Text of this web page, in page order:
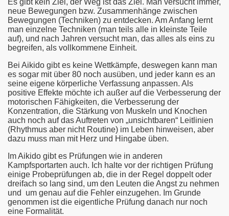
neue Bewegungen bzw. Zusammenhänge zwischen
Bewegungen (Techniken) zu entdecken. Am Anfang lernt
man einzelne Techniken (man teils alle in kleinste Teile
auf), und nach Jahren versucht man, das alles als eins zu
begreifen, als vollkommene Einheit.
Bei Aikido gibt es keine Wettkämpfe, deswegen kann man
es sogar mit über 80 noch ausüben, und jeder kann es an
seine eigene körperliche Verfassung anpassen. Als
positive Effekte möchte ich außer auf die Verbesserung der
motorischen Fähigkeiten, die Verbesserung der
Konzentration, die Stärkung von Muskeln und Knochen
auch noch auf das Auftreten von „unsichtbaren“ Leitlinien
(Rhythmus aber nicht Routine) im Leben hinweisen, aber
dazu muss man mit Herz und Hingabe üben.
Im Aikido gibt es Prüfungen wie in anderen
Kampfsportarten auch. Ich halte vor der richtigen Prüfung
einige Probeprüfungen ab, die in der Regel doppelt oder
dreifach so lang sind, um den Leuten die Angst zu nehmen
und um genau auf die Fehler einzugehen. Im Grunde
genommen ist die eigentliche Prüfung danach nur noch
eine Formalität.